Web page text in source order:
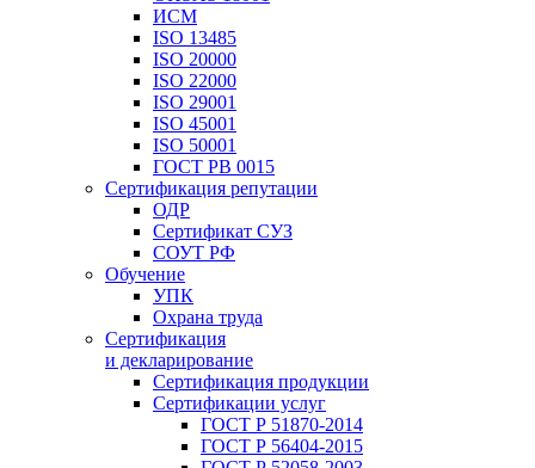
ИСМ
ISO 13485
ISO 20000
ISO 22000
ISO 29001
ISO 45001
ISO 50001
ГОСТ РВ 0015
Сертификация репутации
ОДР
Сертификат СУЗ
СОУТ РФ
Обучение
УПК
Охрана труда
Сертификация
и декларирование
Сертификация продукции
Сертификации услуг
ГОСТ Р 51870-2014
ГОСТ Р 56404-2015